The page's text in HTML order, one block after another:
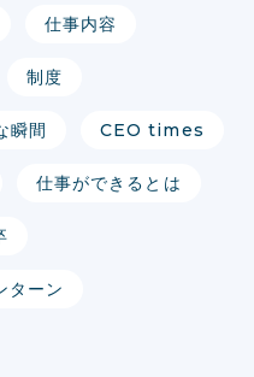
仕事内容
制度
瞬間 CEO times
仕事ができるとは
ターン